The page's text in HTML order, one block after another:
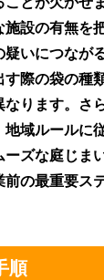
設の有無を
いにつなが
際の袋の種
ります。さ
域ルールに
ズな庭じま
の最重要ス
順